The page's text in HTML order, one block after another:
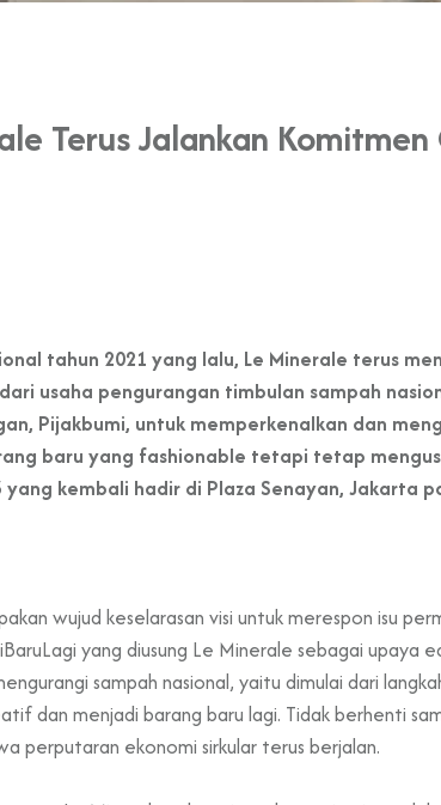
Terus Jalankan
tahun 2021 yang lalu, Le Minerale terus
usaha pengurangan timbulan sampah
Pijakbumi, untuk memperkenalkan dan
baru yang fashionable tetapi tetap
kembali hadir di Plaza Senayan, Jakarta
wujud keselarasan visi untuk merespon isu
yang diusung Le Minerale sebagai upaya
sampah nasional, yaitu dimulai dari
dan menjadi barang baru lagi. Tidak berhenti
perputaran ekonomi sirkular terus berjalan.